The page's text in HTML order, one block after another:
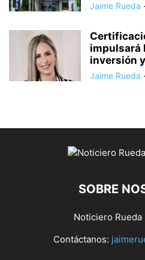
Jaime Rueda
impulsará
inversión
Jaime Rueda
SOBRE
Noticiero Rueda
Contáctanos: